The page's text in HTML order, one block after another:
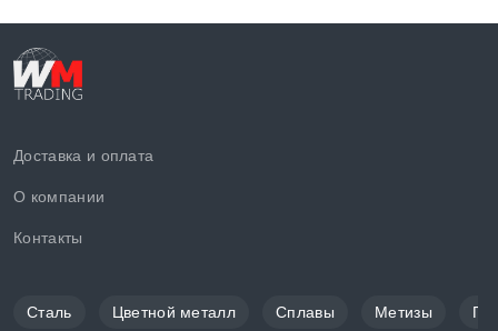
Доставка и оплата
О компании
Контакты
Сталь Цветной металл Сплавы Метизы